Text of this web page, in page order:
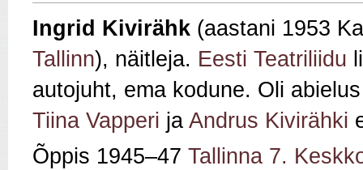
Ingrid Kivirähk (aastani 1953
Tallinn), näitleja. Eesti Teatriliidu
autojuht, ema kodune. Oli
Tiina Vapperi ja Andrus Kivirähki
Õppis 1945–47 Tallinna 7.